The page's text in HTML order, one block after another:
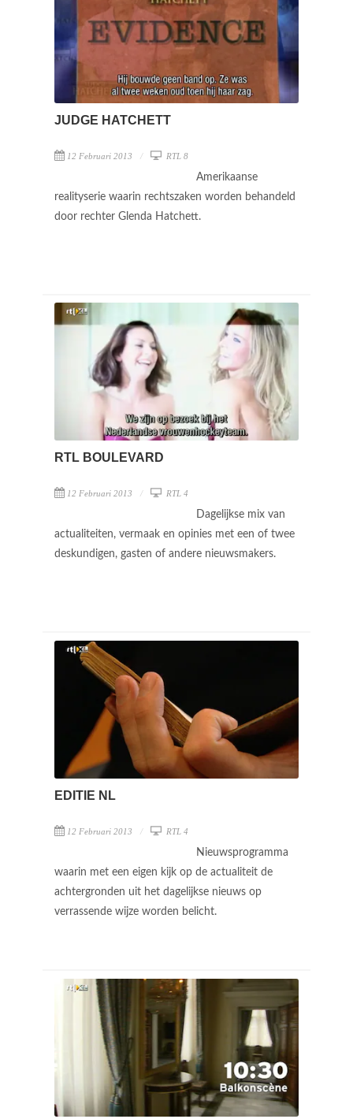
JUDGE HATCHETT
12 Februari 2013 RTL 8
Amerikaanse
realityserie waarin rechtszaken worden behandeld
door rechter Glenda Hatchett.
RTL BOULEVARD
12 Februari 2013 RTL 4
Dagelijkse mix van
actualiteiten, vermaak en opinies met een of twee
deskundigen, gasten of andere nieuwsmakers.
EDITIE NL
12 Februari 2013 RTL 4
Nieuwsprogramma
waarin met een eigen kijk op de actualiteit de
achtergronden uit het dagelijkse nieuws op
verrassende wijze worden belicht.